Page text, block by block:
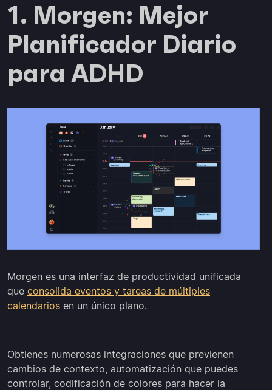
1. Morgen: Mejor
Planificador Diario
para ADHD
Morgen es una interfaz de productividad unificada
que consolida eventos y tareas de múltiples
calendarios en un único plano.
Obtienes numerosas integraciones que previenen
cambios de contexto, automatización que puedes
controlar, codificación de colores para hacer la